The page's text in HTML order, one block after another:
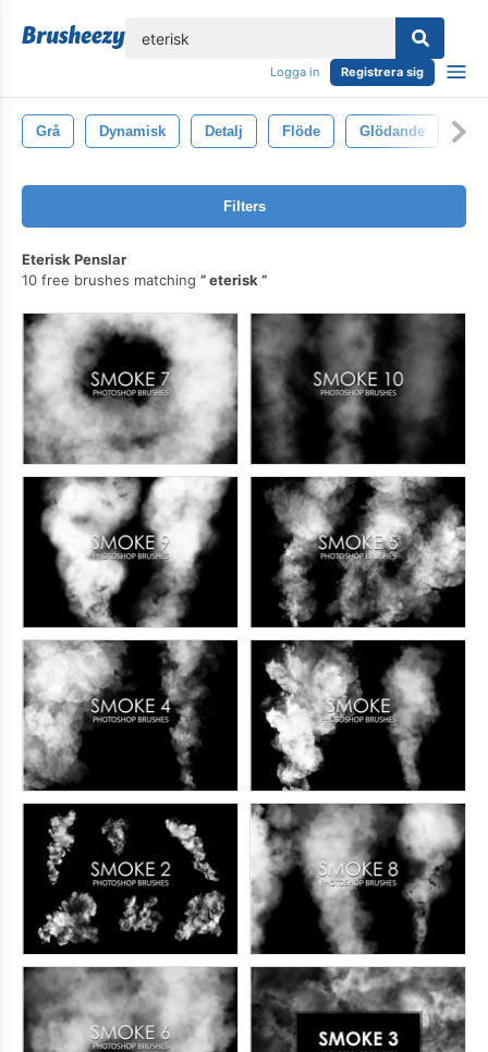
Logga in Registrera sig
Grå Dynamisk Detalj Flöde Glödande
Filters
Eterisk Penslar
10 free brushes matching
eterisk